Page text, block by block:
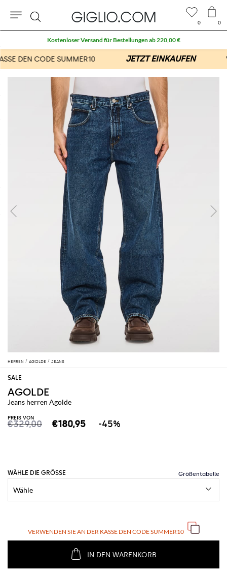
HERREN AGOLDE JEANS
AGOLDE
Jeans herren Agolde
PREIS VON
€329,00 €180,95 -45%
WÄHLE DIE GRÖSSE
VERWENDEN SIE AN DER KASSE DEN CODESUMMER10
IN DEN WARENKORB
0 0
Suche
Kostenloser Versand für Bestellungen ab 220,00 €